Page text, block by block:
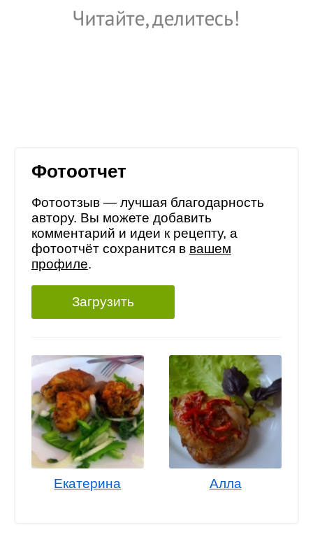
Фотоотчет
Фотоотзыв — лучшая благодарность
автору. Вы можете добавить
комментарий и идеи к рецепту, а
фотоотчёт сохранится в вашем
профиле.
Загрузить
Екатерина Алла